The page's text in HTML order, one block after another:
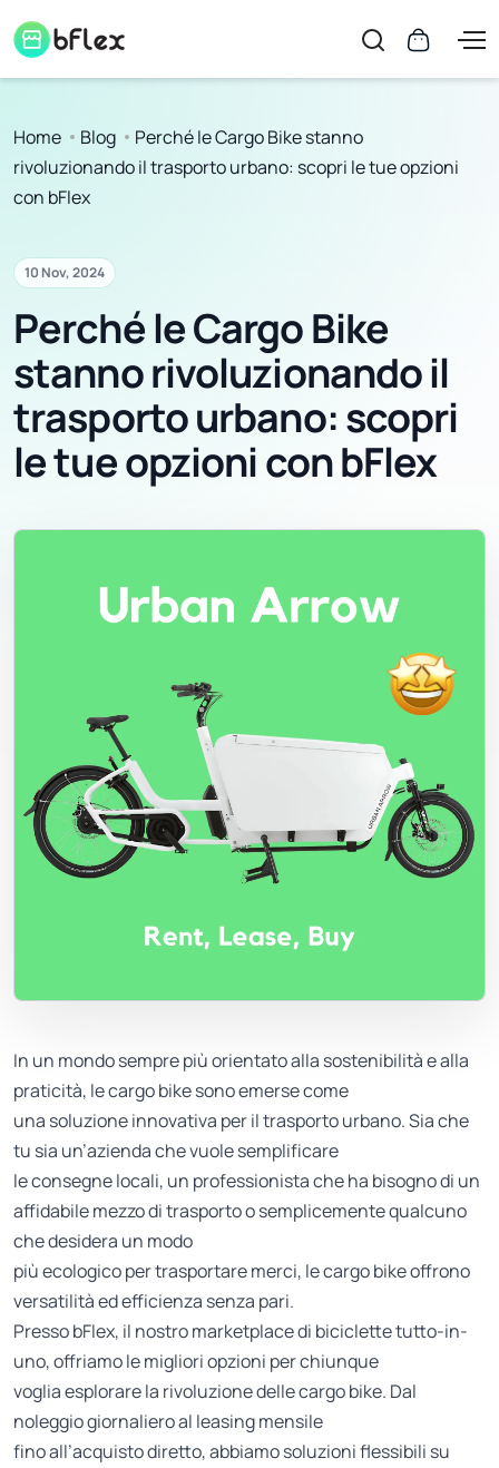
Home Blog
Perché le Cargo Bike stanno
rivoluzionando il trasporto urbano: scopri le tue opzioni
con bFlex
10 Nov, 2024
Perché le Cargo Bike
stanno rivoluzionando il
trasporto urbano: scopri
le tue opzioni con bFlex
In un mondo sempre più orientato alla sostenibilità e alla
praticità, le cargo bike sono emerse come
una soluzione innovativa per il trasporto urbano. Sia che
tu sia un’azienda che vuole semplificare
le consegne locali, un professionista che ha bisogno di un
affidabile mezzo di trasporto o semplicemente qualcuno
che desidera un modo
più ecologico per trasportare merci, le cargo bike offrono
versatilità ed efficienza senza pari.
Presso bFlex, il nostro marketplace di biciclette tutto-in-
uno, offriamo le migliori opzioni per chiunque
voglia esplorare la rivoluzione delle cargo bike. Dal
noleggio giornaliero al leasing mensile
fino all’acquisto diretto, abbiamo soluzioni flessibili su